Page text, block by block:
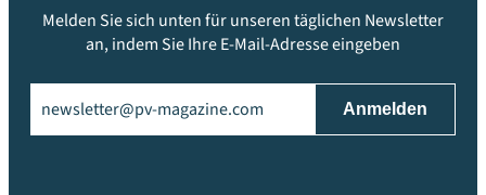
Melden Sie sich unten für unseren täglichen Newsletter
an, indem Sie Ihre E-Mail-Adresse eingeben